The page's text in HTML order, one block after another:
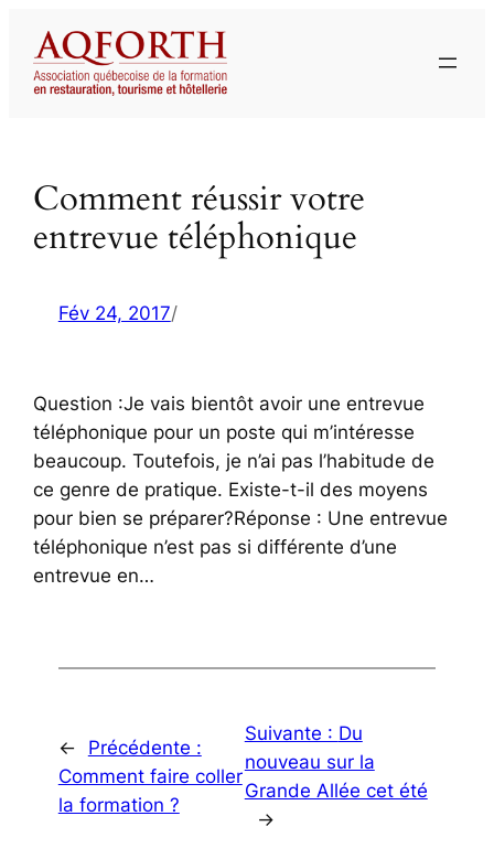
contenu
Comment réussir votre
entrevue téléphonique
Fév 24, 2017/
Question :Je vais bientôt avoir une entrevue
téléphonique pour un poste qui m’intéresse
beaucoup. Toutefois, je n’ai pas l’habitude de
ce genre de pratique. Existe-t-il des moyens
pour bien se préparer?Réponse : Une entrevue
téléphonique n’est pas si différente d’une
entrevue en…
←
Précédente :
Comment faire coller
la formation ?
Suivante : Du
nouveau sur la
Grande Allée cet été
→